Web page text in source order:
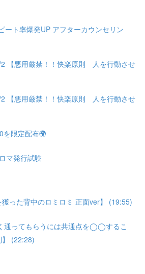
ート率爆発UP アフターカウンセリン
【悪用厳禁！！快楽原則 人を行動させ
【悪用厳禁！！快楽原則 人を行動させ
を限定配布🌍
マ発行試験
った背中のロミロミ 正面ver】 (19:55)
通ってもらうには共通点を◯◯するこ
】 (22:28)